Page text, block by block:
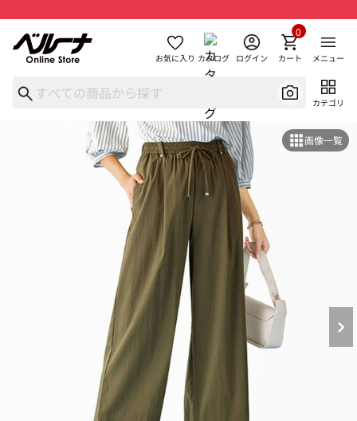
お気に入り カタログ ログイン カート
0
メニュー
カテゴリ
画像一覧